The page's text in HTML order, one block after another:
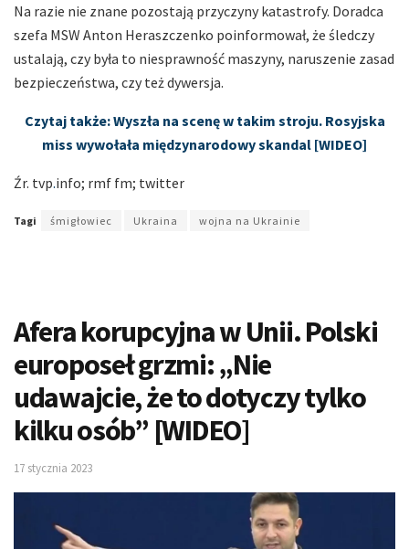
Na razie nie znane pozostają przyczyny katastrofy. Doradca
szefa MSW Anton Heraszczenko poinformował, że śledczy
ustalają, czy była to niesprawność maszyny, naruszenie zasad
bezpieczeństwa, czy też dywersja.
Czytaj także: Wyszła na scenę w takim stroju. Rosyjska
miss wywołała międzynarodowy skandal [WIDEO]
Źr. tvp.info; rmf fm; twitter
Tagi śmigłowiec Ukraina wojna na Ukrainie
Afera korupcyjna w Unii. Polski
europoseł grzmi: „Nie
udawajcie, że to dotyczy tylko
kilku osób” [WIDEO]
17 stycznia 2023